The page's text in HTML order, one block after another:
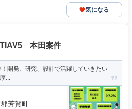
気になる
本田案件
開発、研究、設計で活躍していきたい
...
芳賀町